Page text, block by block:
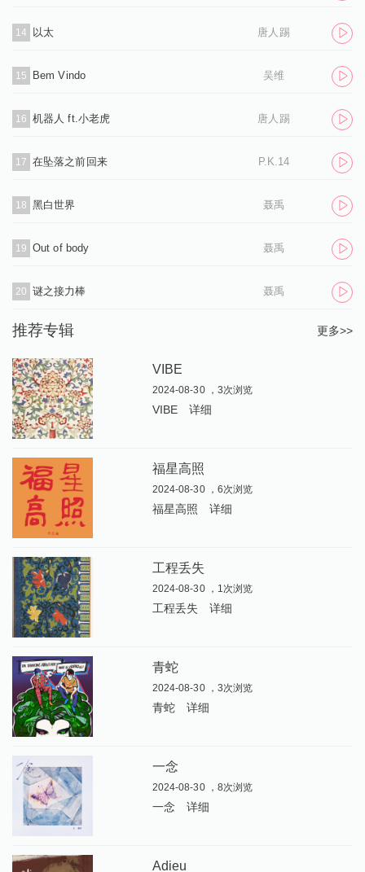
14 以太 唐人踢
15 Bem Vindo 吴维
16 机器人 ft.小老虎 唐人踢
17 在坠落之前回来 P.K.14
18 黑白世界 聂禹
19 Out of body 聂禹
20 谜之接力棒 聂禹
推荐专辑 更多>>
VIBE
2024-08-30 ，3次浏览
VIBE 详细
福星高照
2024-08-30 ，6次浏览
福星高照 详细
工程丢失
2024-08-30 ，1次浏览
工程丢失 详细
青蛇
2024-08-30 ，3次浏览
青蛇 详细
一念
2024-08-30 ，8次浏览
一念 详细
Adieu